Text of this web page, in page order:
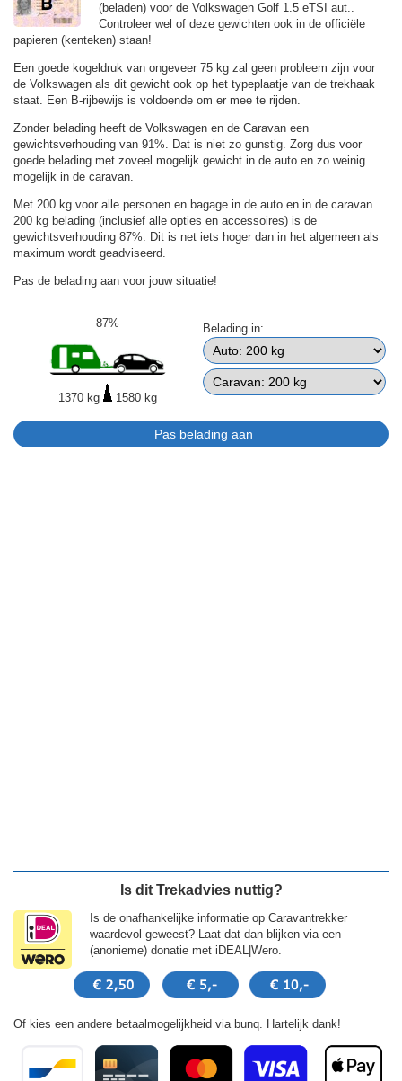
(beladen) voor de Volkswagen Golf 1.5 eTSI aut..
Controleer wel of deze gewichten ook in de officiële
papieren (kenteken) staan!
Een goede kogeldruk van ongeveer 75 kg zal geen probleem zijn voor
de Volkswagen als dit gewicht ook op het typeplaatje van de trekhaak
staat. Een B-rijbewijs is voldoende om er mee te rijden.
Zonder belading heeft de Volkswagen en de Caravan een
gewichtsverhouding van 91%. Dat is niet zo gunstig. Zorg dus voor
goede belading met zoveel mogelijk gewicht in de auto en zo weinig
mogelijk in de caravan.
Met 200 kg voor alle personen en bagage in de auto en in de caravan
200 kg belading (inclusief alle opties en accessoires) is de
gewichtsverhouding 87%. Dit is net iets hoger dan in het algemeen als
maximum wordt geadviseerd.
Pas de belading aan voor jouw situatie!
87%
1370 kg 1580 kg
Belading in:
Is dit Trekadvies nuttig?
Is de onafhankelijke informatie op Caravantrekker
waardevol geweest? Laat dat dan blijken via een
(anonieme) donatie met iDEAL|Wero.
Of kies een andere betaalmogelijkheid via bunq. Hartelijk dank!